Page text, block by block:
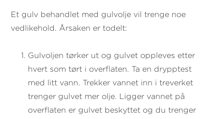
Et gulv behandlet med gulvolje vil trenge noe
vedlikehold. Årsaken er todelt:
Gulvoljen tørker ut og gulvet oppleves etter
hvert som tørt i overflaten. Ta en drypptest
med litt vann. Trekker vannet inn i treverket
trenger gulvet mer olje. Ligger vannet på
overflaten er gulvet beskyttet og du trenger